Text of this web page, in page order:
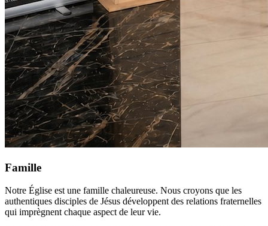
Famille
Notre Église est une famille chaleureuse. Nous croyons que les
authentiques disciples de Jésus développent des relations fraternelles
qui imprègnent chaque aspect de leur vie.